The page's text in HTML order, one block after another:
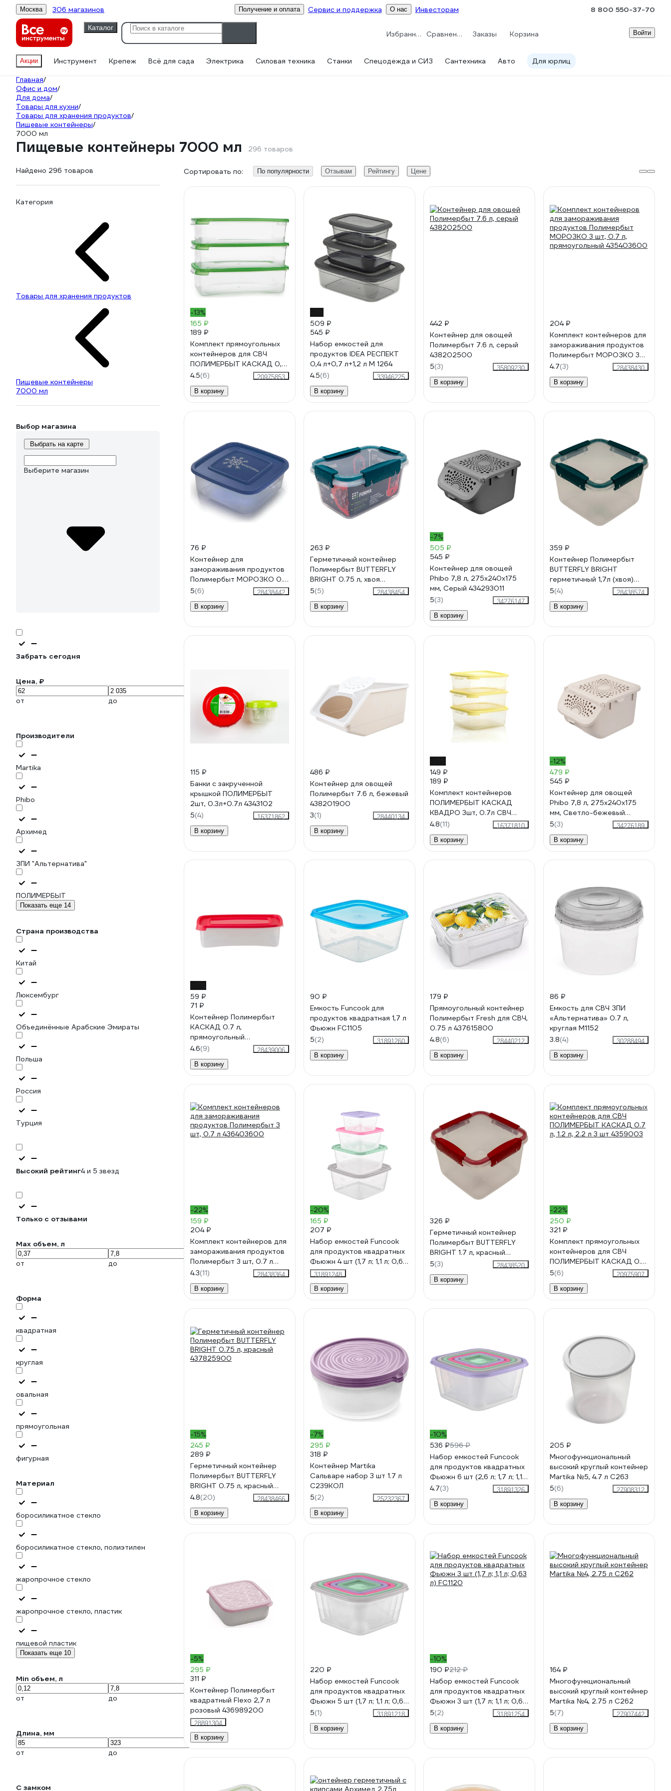
Москва 306 магазинов Получение и оплата Сервис и поддержка О нас Инвесторам 8 800 550-37-70
Каталог
Избранное Сравнение Заказы Корзина Войти
Акции Инструмент Крепеж Всё для сада Электрика Силовая техника Станки Спецодежда и СИЗ Сантехника Авто Для юрлиц
Главная/
Офис и дом/
Для дома/
Товары для кухни/
Товары для хранения продуктов/
Пищевые контейнеры/
7000 мл
Пищевые контейнеры 7000 мл 296 товаров
Найдено 296 товаров
Категория
Товары для хранения продуктов
Пищевые контейнеры
7000 мл
Выбор магазина
Выбрать на карте
Выберите магазин
Забрать сегодня
Цена, ₽
от до
Производители
Martika
Phibo
Архимед
ЗПИ "Альтернатива"
ПОЛИМЕРБЫТ
Показать еще 14
Страна производства
Китай
Люксембург
Объединённые Арабские Эмираты
Польша
Россия
Турция
Высокий рейтинг4 и 5 звезд
Только с отзывами
Max объем, л
от до
Форма
квадратная
круглая
овальная
прямоугольная
фигурная
Материал
боросиликатное стекло
боросиликатное стекло, полиэтилен
жаропрочное стекло
жаропрочное стекло, пластик
пищевой пластик
Показать еще 10
Min объем, л
от до
Длина, мм
от до
С замком
Сортировать по: По популярности Отзывам Рейтингу Цене
-13%
165 ₽
189 ₽
Комплект прямоугольных
контейнеров для СВЧ
ПОЛИМЕРБЫТ КАСКАД 0,7
л из 3 шт 4354001
4.5(6)
20975853
В корзину
509 ₽
545 ₽
Набор емкостей для
продуктов IDEA РЕСПЕКТ
0,4 л+0,7 л+1,2 л М 1264
4.5(6)
33946225
В корзину
442 ₽
Контейнер для овощей
Полимербыт 7.6 л, серый
438202500
5(3)
35809230
В корзину
204 ₽
Комплект контейнеров для
замораживания продуктов
Полимербыт МОРОЗКО 3
шт, 0.7 л, прямоугольный
435403600
4.7(3)
28438430
В корзину
76 ₽
Контейнер для
замораживания продуктов
Полимербыт МОРОЗКО 0.7
л, квадратный 436400600
5(6)
28438442
В корзину
263 ₽
Герметичный контейнер
Полимербыт BUTTERFLY
BRIGHT 0.75 л, хвоя
437827800
5(5)
28438454
В корзину
-7%
505 ₽
545 ₽
Контейнер для овощей
Phibo 7,8 л, 275x240x175
мм, Серый 434293011
5(3)
34276147
В корзину
359 ₽
Контейнер Полимербыт
BUTTERFLY BRIGHT
герметичный 1,7л (хвоя)
437857800
5(4)
28438574
В корзину
115 ₽
Банки с закрученной
крышкой ПОЛИМЕРБЫТ
2шт, 0.3л+0.7л 4343102
5(4)
16371862
В корзину
486 ₽
Контейнер для овощей
Полимербыт 7.6 л, бежевый
438201900
3(1)
28440134
В корзину
149 ₽
189 ₽
Комплект контейнеров
ПОЛИМЕРБЫТ КАСКАД
КВАДРО 3шт, 0.7л СВЧ
4364001
4.8(11)
16371810
В корзину
-12%
479 ₽
545 ₽
Контейнер для овощей
Phibo 7,8 л, 275x240x175
мм, Светло-бежевый
434293034
5(3)
34276189
В корзину
59 ₽
71 ₽
Контейнер Полимербыт
КАСКАД 0.7 л,
прямоугольный
435400000
4.6(9)
28439006
В корзину
90 ₽
Емкость Funcook для
продуктов квадратная 1,7 л
Фьюжн FC1105
5(2)
31891260
В корзину
179 ₽
Прямоугольный контейнер
Полимербыт Fresh для СВЧ,
0.75 л 437615800
4.8(6)
28440212
В корзину
86 ₽
Емкость для СВЧ ЗПИ
«Альтернатива» 0.7 л,
круглая М1152
3.8(4)
30288494
В корзину
-22%
159 ₽
204 ₽
Комплект контейнеров для
замораживания продуктов
Полимербыт 3 шт, 0.7 л
436403600
4.3(11)
28438364
В корзину
-20%
165 ₽
207 ₽
Набор емкостей Funcook
для продуктов квадратных
Фьюжн 4 шт (1,7 л; 1,1 л; 0,63
л; 0,33 л) FC1117
31891248
В корзину
326 ₽
Герметичный контейнер
Полимербыт BUTTERFLY
BRIGHT 1.7 л, красный
437855900
5(3)
28438520
В корзину
-22%
250 ₽
321 ₽
Комплект прямоугольных
контейнеров для СВЧ
ПОЛИМЕРБЫТ КАСКАД 0.7
л, 1.2 л, 2.2 л 3 шт 4359003
5(6)
20975907
В корзину
-15%
245 ₽
289 ₽
Герметичный контейнер
Полимербыт BUTTERFLY
BRIGHT 0.75 л, красный
437825900
4.8(20)
28438466
В корзину
-7%
295 ₽
318 ₽
Контейнер Martika
Сальваре набор 3 шт 1.7 л
С239КОЛ
5(2)
25232367
В корзину
-10%
536 ₽596 ₽
Набор емкостей Funcook
для продуктов квадратных
Фьюжн 6 шт (2,6 л; 1,7 л; 1,1
л; 0,63 л; 0,33 л; 0,15 л)
FC1113
4.7(3)
31891326
В корзину
205 ₽
Многофункциональный
высокий круглый контейнер
Martika №5, 4.7 л С263
5(6)
27908312
В корзину
-5%
295 ₽
311 ₽
Контейнер Полимербыт
квадратный Flexo 2,7 л
розовый 436989200
28891304
В корзину
220 ₽
Набор емкостей Funcook
для продуктов квадратных
Фьюжн 5 шт (1,7 л; 1,1 л; 0,63
л; 0,33 л; 0,15 л) FC1115
5(1)
31891218
В корзину
-10%
190 ₽212 ₽
Набор емкостей Funcook
для продуктов квадратных
Фьюжн 3 шт (1,7 л; 1,1 л; 0,63
л) FC1120
5(2)
31891254
В корзину
164 ₽
Многофункциональный
высокий круглый контейнер
Martika №4, 2.75 л С262
5(7)
27907442
В корзину